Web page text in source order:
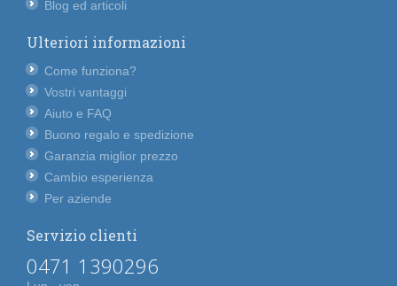
Blog ed articoli
Ulteriori informazioni
Come funziona?
Vostri vantaggi
Aiuto e FAQ
Buono regalo e spedizione
Garanzia miglior prezzo
Cambio esperienza
Per aziende
Servizio clienti
0471 1390296